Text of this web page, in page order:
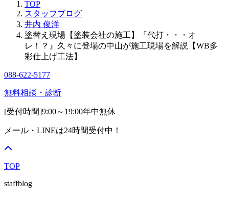
TOP
スタッフブログ
井内 俊洋
塗替え現場【塗装会社の施工】『代打・・・オ
レ！？』久々に登場の中山が施工現場を解説【WB多
彩仕上げ工法】
088-622-5177
無料相談・診断
[受付時間]9:00～19:00年中無休
メール・LINEは24時間受付中！
TOP
staffblog